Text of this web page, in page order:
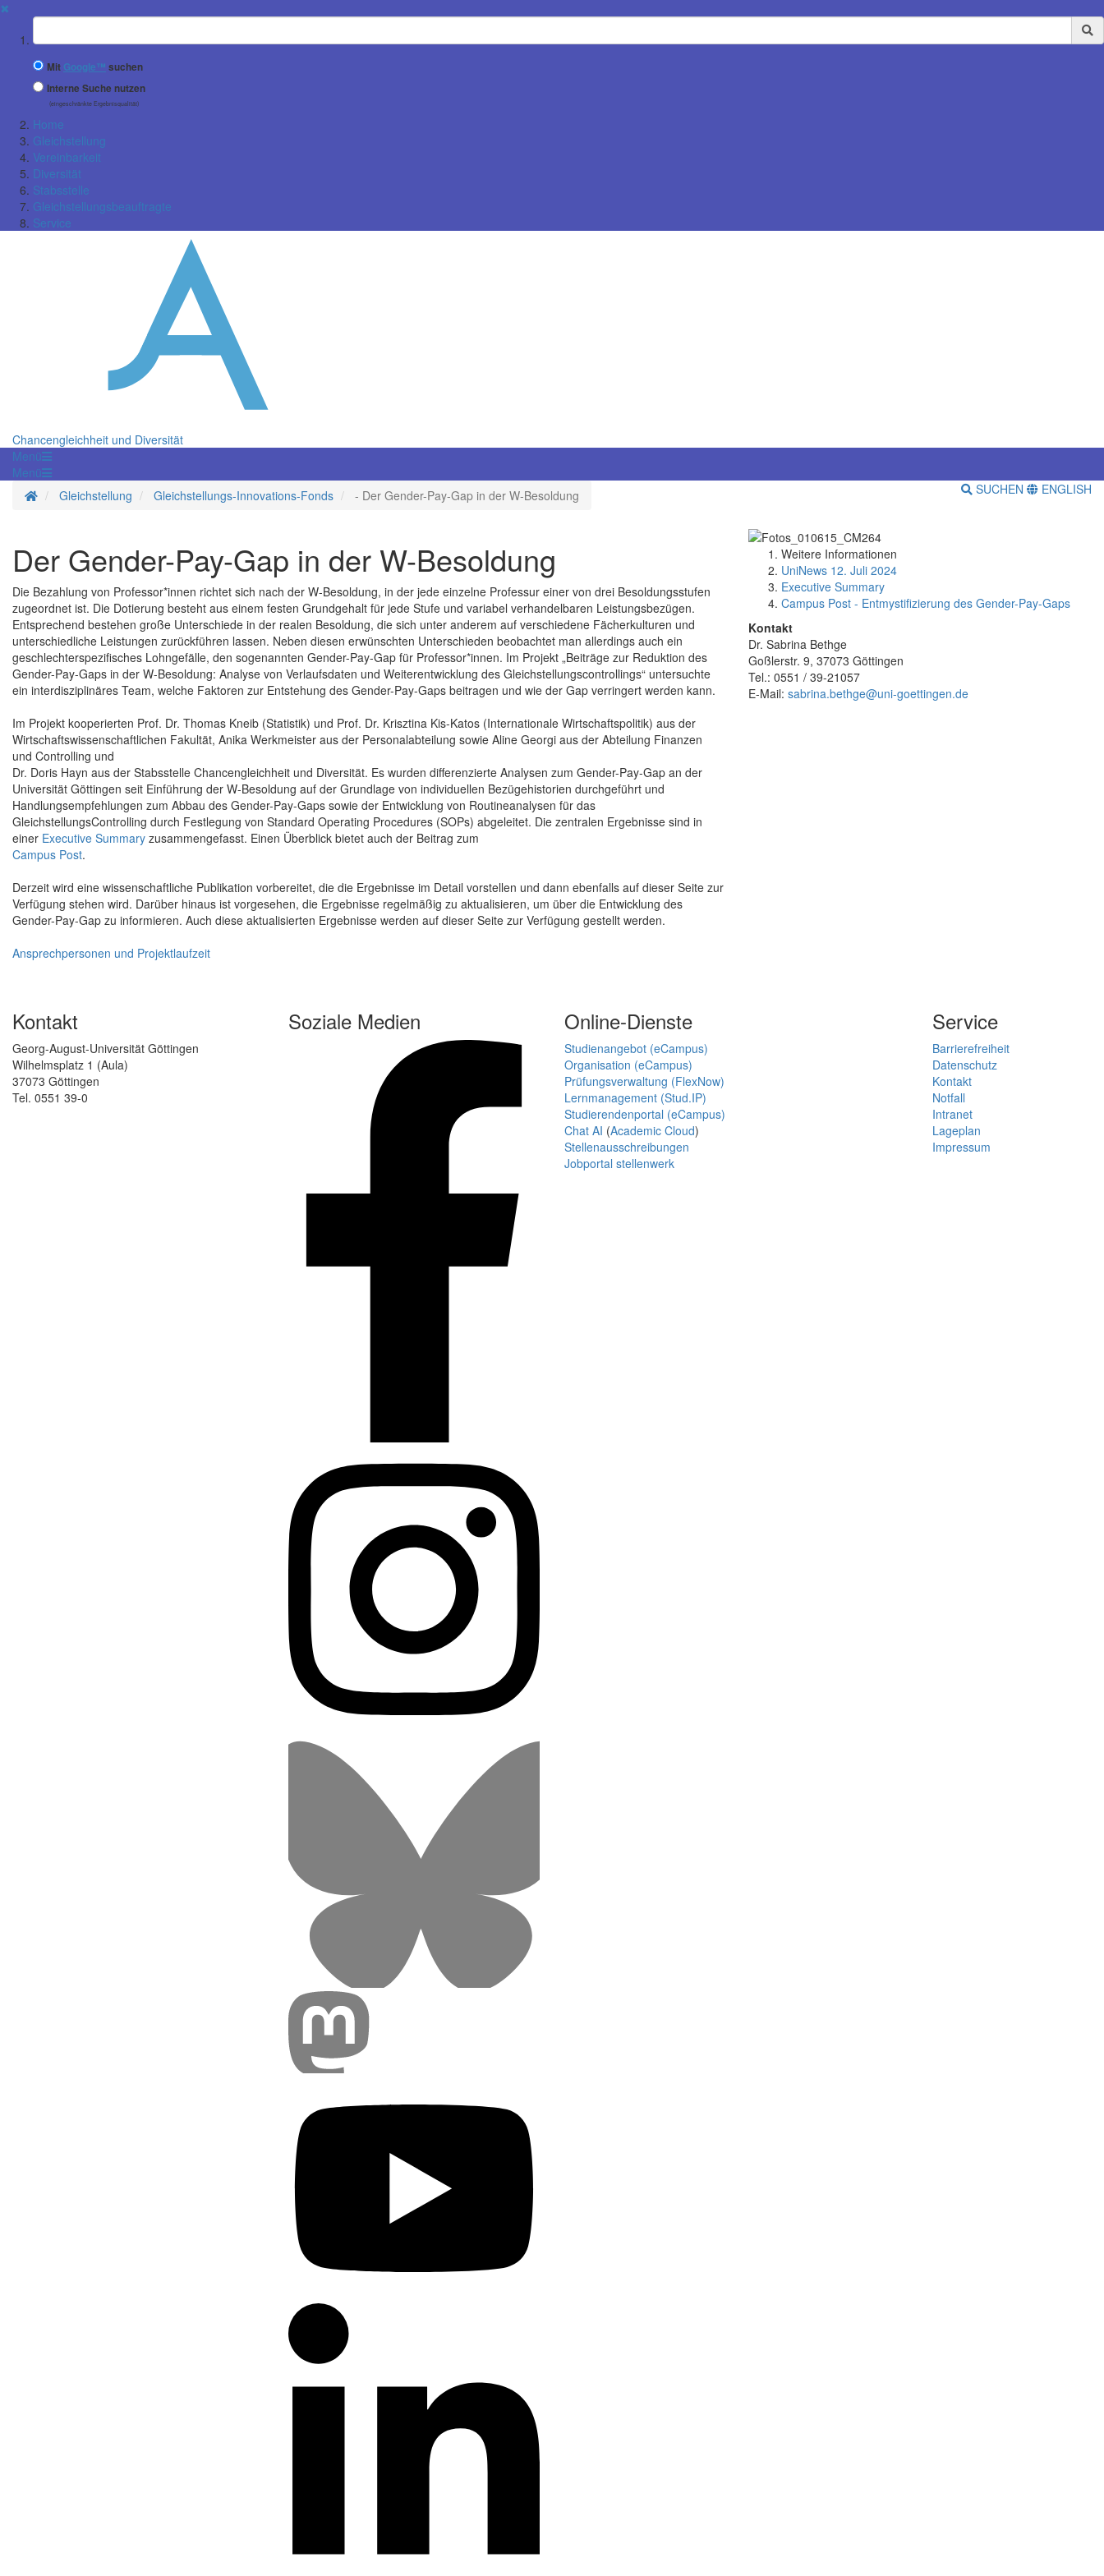
✖
Suchbegriff
Mit Google™ suchen
Interne Suche nutzen
(eingeschränkte Ergebnisqualität)
Home
Gleichstellung
Vereinbarkeit
Diversität
Stabsstelle
Gleichstellungsbeauftragte
Service
Chancengleichheit und Diversität
Menü
Menü
Startseite
Gleichstellung Gleichstellungs-Innovations-Fonds - Der Gender-Pay-Gap in der W-Besoldung SUCHEN ENGLISH
Der Gender-Pay-Gap in der W-Besoldung
Die Bezahlung von Professor*innen richtet sich nach der W-Besoldung, in der jede einzelne Professur einer von drei Besoldungsstufen
zugeordnet ist. Die Dotierung besteht aus einem festen Grundgehalt für jede Stufe und variabel verhandelbaren Leistungsbezügen.
Entsprechend bestehen große Unterschiede in der realen Besoldung, die sich unter anderem auf verschiedene Fächerkulturen und
unterschiedliche Leistungen zurückführen lassen. Neben diesen erwünschten Unterschieden beobachtet man allerdings auch ein
geschlechterspezifisches Lohngefälle, den sogenannten Gender-Pay-Gap für Professor*innen. Im Projekt „Beiträge zur Reduktion des
Gender-Pay-Gaps in der W-Besoldung: Analyse von Verlaufsdaten und Weiterentwicklung des Gleichstellungscontrollings“ untersuchte
ein interdisziplinäres Team, welche Faktoren zur Entstehung des Gender-Pay-Gaps beitragen und wie der Gap verringert werden kann.
Im Projekt kooperierten Prof. Dr. Thomas Kneib (Statistik) und Prof. Dr. Krisztina Kis-Katos (Internationale Wirtschaftspolitik) aus der
Wirtschaftswissenschaftlichen Fakultät, Anika Werkmeister aus der Personalabteilung sowie Aline Georgi aus der Abteilung Finanzen
und Controlling und
Dr. Doris Hayn aus der Stabsstelle Chancengleichheit und Diversität. Es wurden differenzierte Analysen zum Gender-Pay-Gap an der
Universität Göttingen seit Einführung der W-Besoldung auf der Grundlage von individuellen Bezügehistorien durchgeführt und
Handlungsempfehlungen zum Abbau des Gender-Pay-Gaps sowie der Entwicklung von Routineanalysen für das
GleichstellungsControlling durch Festlegung von Standard Operating Procedures (SOPs) abgeleitet. Die zentralen Ergebnisse sind in
einer Executive Summary zusammengefasst. Einen Überblick bietet auch der Beitrag zum
Campus Post.
Derzeit wird eine wissenschaftliche Publikation vorbereitet, die die Ergebnisse im Detail vorstellen und dann ebenfalls auf dieser Seite zur
Verfügung stehen wird. Darüber hinaus ist vorgesehen, die Ergebnisse regelmäßig zu aktualisieren, um über die Entwicklung des
Gender-Pay-Gap zu informieren. Auch diese aktualisierten Ergebnisse werden auf dieser Seite zur Verfügung gestellt werden.
Ansprechpersonen und Projektlaufzeit
Weitere Informationen
UniNews 12. Juli 2024
Executive Summary
Campus Post - Entmystifizierung des Gender-Pay-Gaps
Kontakt
Dr. Sabrina Bethge
Goßlerstr. 9, 37073 Göttingen
Tel.: 0551 / 39-21057
E-Mail: sabrina.bethge@uni-goettingen.de
Kontakt
Georg-August-Universität Göttingen
Wilhelmsplatz 1 (Aula)
37073 Göttingen
Tel. 0551 39-0
Soziale Medien Online-Dienste
Studienangebot (eCampus)
Organisation (eCampus)
Prüfungsverwaltung (FlexNow)
Lernmanagement (Stud.IP)
Studierendenportal (eCampus)
Chat AI (Academic Cloud)
Stellenausschreibungen
Jobportal stellenwerk
Service
Barrierefreiheit
Datenschutz
Kontakt
Notfall
Intranet
Lageplan
Impressum